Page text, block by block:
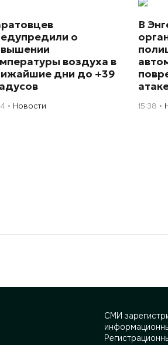
о
воздуха в
дни до +39
Новости
В
15:38
СМИ